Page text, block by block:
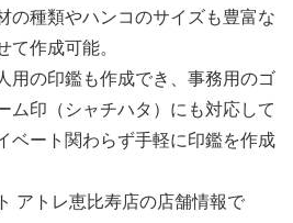
の種類やハンコのサイズも豊富な
て作成可能。
用の印鑑も作成でき、事務用のゴ
ム印（シャチハタ）にも対応して
ベート関わらず手軽に印鑑を作成
アトレ恵比寿店の店舗情報で